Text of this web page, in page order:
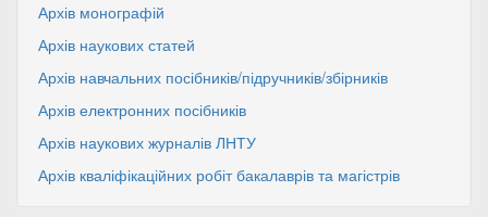
Архів монографій
Архів наукових статей
Архів навчальних посібників/підручників/збірників
Архів електронних посібників
Архів наукових журналів ЛНТУ
Архів кваліфікаційних робіт бакалаврів та магістрів